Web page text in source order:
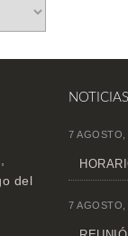
del
7 AGOSTO,
7 AGOSTO,